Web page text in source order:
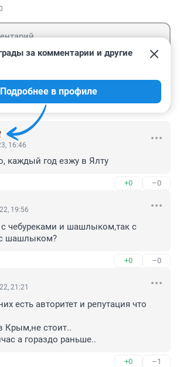
за комментарии и другие
Подробнее в профиле
16:46
каждый год езжу в Ялту
+0 –0
19:56
чебуреками и шашлыком,так с
шашлыком?
+0 –0
21:21
есть авторитет и репутация что
Крым,не стоит..
а гораздо раньше..
+0 –1